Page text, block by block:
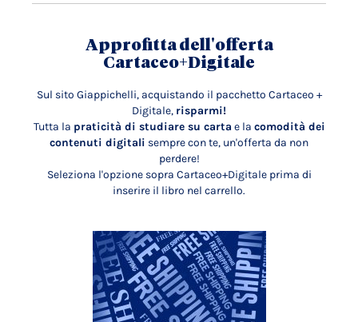
Approfitta dell'offerta
Cartaceo+Digitale
Sul sito Giappichelli, acquistando il pacchetto Cartaceo +
Digitale, risparmi!
Tutta la praticità di studiare su carta e la comodità dei
contenuti digitali sempre con te, un'offerta da non
perdere!
Seleziona l'opzione sopra Cartaceo+Digitale prima di
inserire il libro nel carrello.